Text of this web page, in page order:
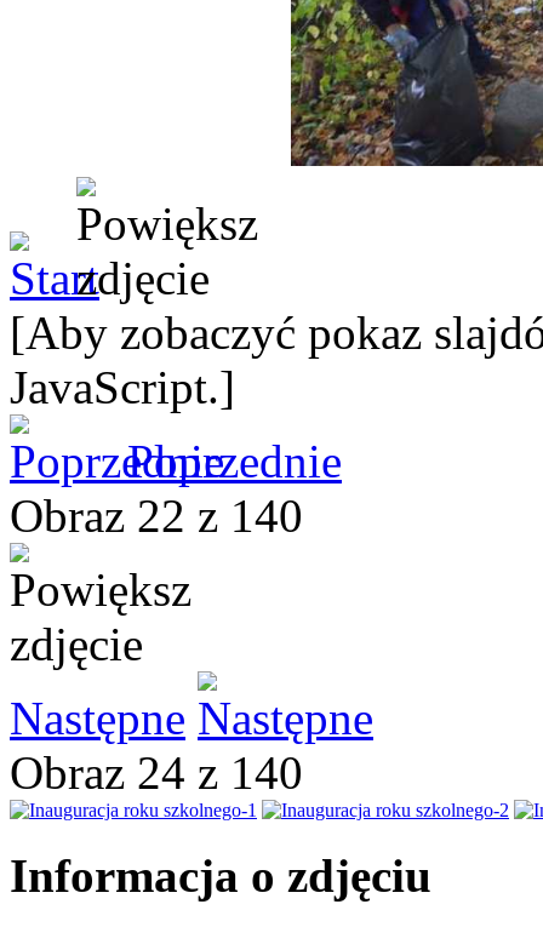
[Aby zobaczyć pokaz
JavaScript.]
Poprzednie
Obraz 22 z 140
Następne
Obraz 24 z 140
Informacja o zdjęciu